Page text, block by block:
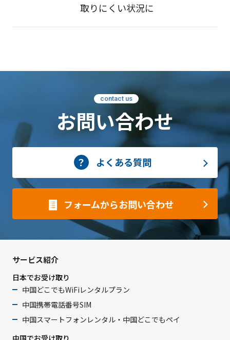
取りにくい状況に
contact us
お問い合わせ
よくある質問
フォームからお問い合わせ
サービス紹介
日本でお受け取り
中国どこでもWiFiレンタルプラン
中国携帯電話番号SIM
中国スマートフォンレンタル・中国どこでもペイ
中国でお受け取り